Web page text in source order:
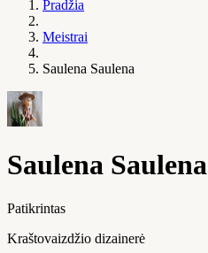
Pradžia
Meistrai
Saulena Saulena
Saulena Saulena
Patikrintas
Kraštovaizdžio dizainerė